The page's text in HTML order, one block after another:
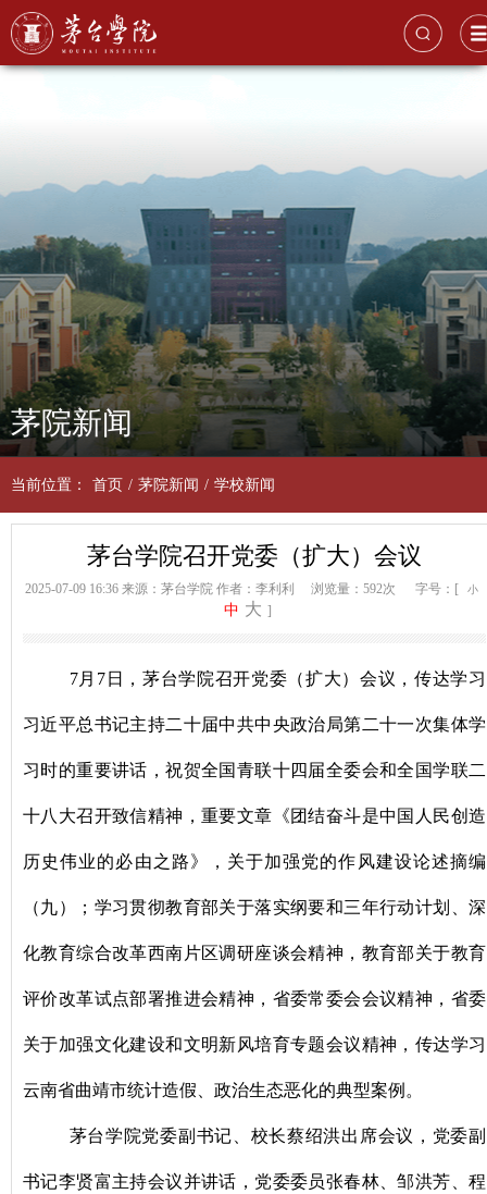
茅院新闻
当前位置： 首页 / 茅院新闻 / 学校新闻
茅台学院召开党委（扩大）会议
2025-07-09 16:36 来源：茅台学院 作者：李利利 浏览量：592次 字号：[ 小
中 大 ]
7月7日，茅台学院召开党委（扩大）会议，传达学习
习近平总书记主持二十届中共中央政治局第二十一次集体学
习时的重要讲话，祝贺全国青联十四届全委会和全国学联二
十八大召开致信精神，重要文章《团结奋斗是中国人民创造
历史伟业的必由之路》，关于加强党的作风建设论述摘编
（九）；学习贯彻教育部关于落实纲要和三年行动计划、深
化教育综合改革西南片区调研座谈会精神，教育部关于教育
评价改革试点部署推进会精神，省委常委会会议精神，省委
关于加强文化建设和文明新风培育专题会议精神，传达学习
云南省曲靖市统计造假、政治生态恶化的典型案例。
茅台学院党委副书记、校长蔡绍洪出席会议，党委副
书记李贤富主持会议并讲话，党委委员张春林、邹洪芳、程